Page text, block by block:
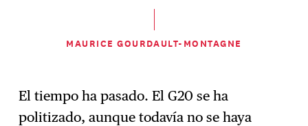
MAURICE GOURDAULT-MONTAGNE
El tiempo ha pasado. El G20 se ha
politizado, aunque todavía no se haya